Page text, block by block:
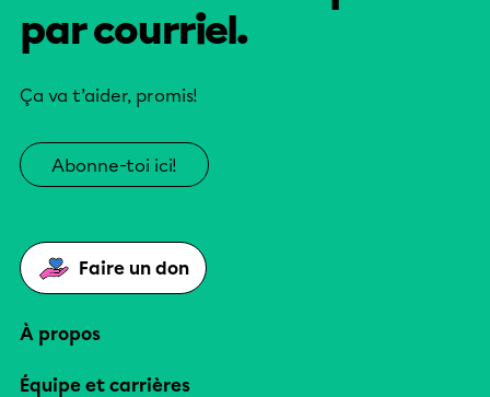
par courriel.
Ça va t’aider, promis!
Abonne-toi ici!
Faire un don
À propos
Équipe et carrières